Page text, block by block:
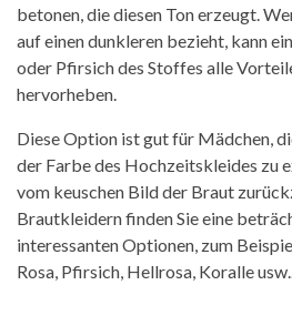
betonen, die diesen Ton erzeugt.
auf einen dunkleren bezieht, kann
oder Pfirsich des Stoffes alle
hervorheben.
Diese Option ist gut für Mädchen,
der Farbe des Hochzeitskleides zu
vom keuschen Bild der Braut
Brautkleidern finden Sie eine
interessanten Optionen, zum
Rosa, Pfirsich, Hellrosa, Koralle